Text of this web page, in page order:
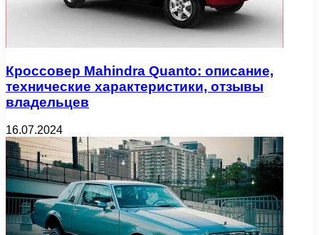
Кроссовер Mahindra Quanto: описание,
технические характеристики, отзывы
владельцев
16.07.2024